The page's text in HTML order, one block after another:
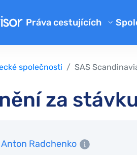
Práva cestujících
Kalkulačka kompenzace
Kompenzace zpožděného
Náhrada za zpožděné nebo
Aerolinky
O
společnosti SAS
za
Anton Radchenko